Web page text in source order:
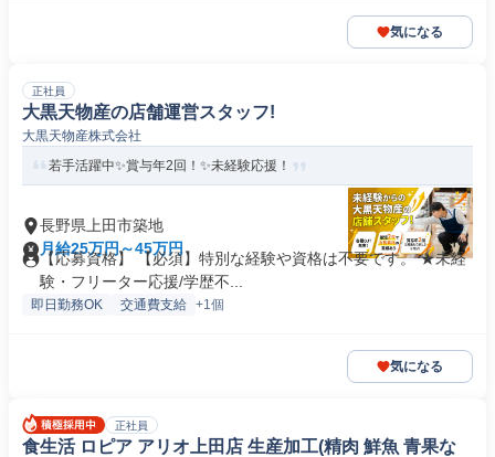
気になる
正社員
大黒天物産の店舗運営スタッフ!
大黒天物産株式会社
若手活躍中✨賞与年2回！✨未経験応援！
長野県上田市築地
月給25万円～45万円
【応募資格】 【必須】特別な経験や資格は不要です。 ★未経
験・フリーター応援/学歴不...
即日勤務OK 交通費支給 +1個
気になる
正社員
食生活 ロピア アリオ上田店 生産加工(精肉 鮮魚 青果な